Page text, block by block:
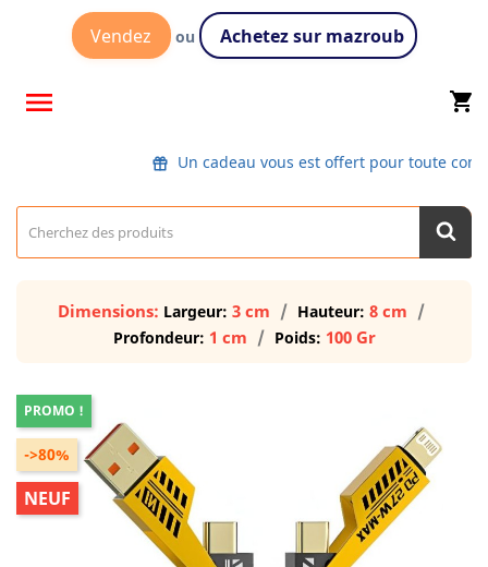
Vendez ou Achetez sur mazroub
 shopping_cart
Un cadeau vous est offert pour toute
Dimensions: Largeur: 3 cm Hauteur: 8 cm
Profondeur: 1 cm Poids: 100 Gr
PROMO !
->80%
NEUF